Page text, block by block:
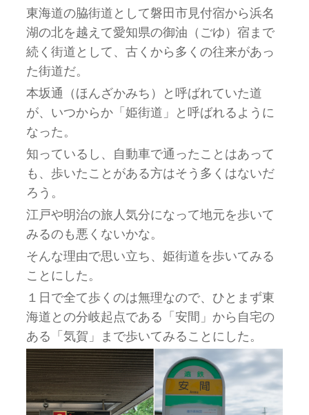
東海道の脇街道として磐田市見付宿から浜名
湖の北を越えて愛知県の御油（ごゆ）宿まで
続く街道として、古くから多くの往来があっ
た街道だ。
本坂通（ほんざかみち）と呼ばれていた道
が、いつからか「姫街道」と呼ばれるように
なった。
知っているし、自動車で通ったことはあって
も、歩いたことがある方はそう多くはないだ
ろう。
江戸や明治の旅人気分になって地元を歩いて
みるのも悪くないかな。
そんな理由で思い立ち、姫街道を歩いてみる
ことにした。
１日で全て歩くのは無理なので、ひとまず東
海道との分岐起点である「安間」から自宅の
ある「気賀」まで歩いてみることにした。